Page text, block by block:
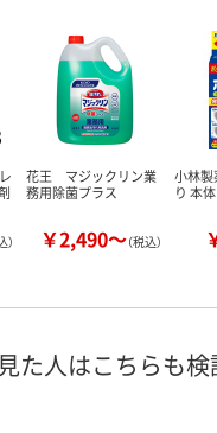
）
花王 マジックリン業
務用除菌プラス
￥2,490～（税込）
小林製
り 本体
た人はこちらも